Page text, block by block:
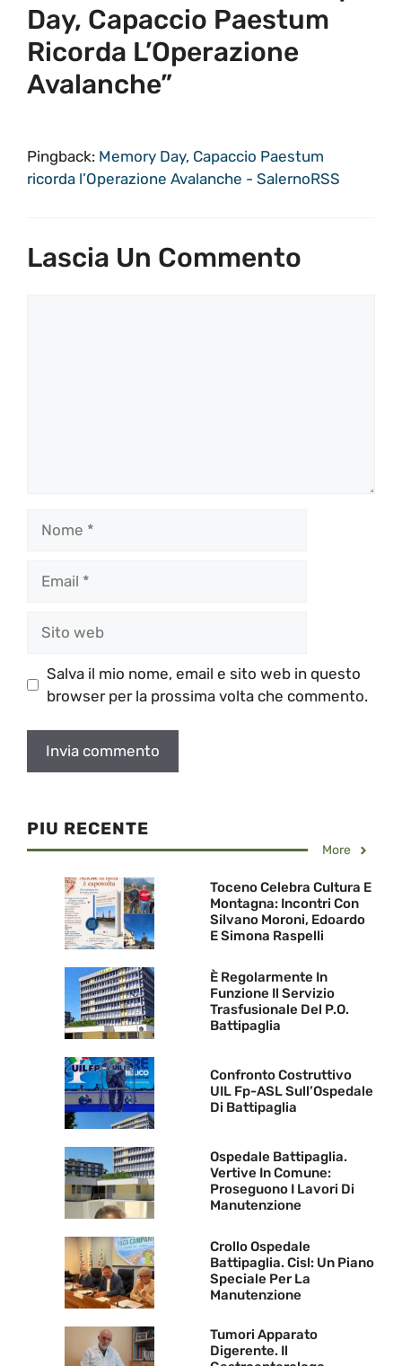
Day, Capaccio Paestum
Ricorda L’Operazione
Avalanche”
Pingback: Memory Day, Capaccio Paestum
ricorda l’Operazione Avalanche - SalernoRSS
Lascia Un Commento
web
Salva il mio nome, email e sito web in questo
browser per la prossima volta che commento.
PIU RECENTE
More
Toceno Celebra Cultura E
Montagna: Incontri Con
Silvano Moroni, Edoardo
E Simona Raspelli
È Regolarmente In
Funzione Il Servizio
Trasfusionale Del P.O.
Battipaglia
Confronto Costruttivo
UIL Fp-ASL Sull’Ospedale
Di Battipaglia
Ospedale Battipaglia.
Vertive In Comune:
Proseguono I Lavori Di
Manutenzione
Crollo Ospedale
Battipaglia. Cisl: Un Piano
Speciale Per La
Manutenzione
Tumori Apparato
Digerente. Il